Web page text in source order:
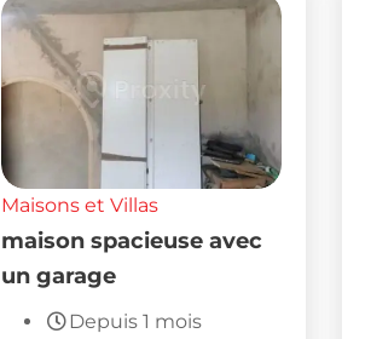
Maisons et Villas
maison spacieuse avec
un garage
Depuis 1 mois